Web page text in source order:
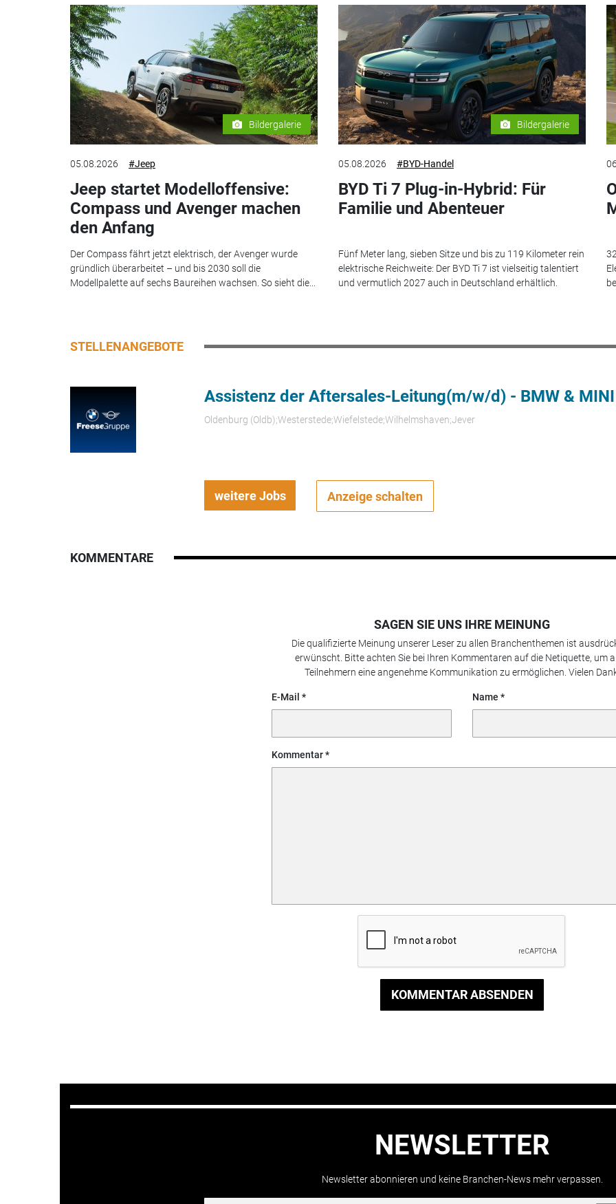
Bildergalerie
05.08.2026 #Jeep
Jeep startet Modelloffensive:
Compass und Avenger machen
den Anfang
Der Compass fährt jetzt elektrisch, der Avenger wurde
gründlich überarbeitet – und bis 2030 soll die
Modellpalette auf sechs Baureihen wachsen. So sieht die...
Bildergalerie
05.08.2026 #BYD-Handel
BYD Ti 7 Plug-in-Hybrid: Für
Familie und Abenteuer
Fünf Meter lang, sieben Sitze und bis zu 119 Kilometer rein
elektrische Reichweite: Der BYD Ti 7 ist vielseitig talentiert
und vermutlich 2027 auch in Deutschland erhältlich.
STELLENANGEBOTE
Assistenz der Aftersales-Leitung(m/w/d) - BMW & MINI
Oldenburg (Oldb);Westerstede;Wiefelstede;Wilhelmshaven;Jever
weitere Jobs Anzeige schalten
KOMMENTARE
SAGEN SIE UNS IHRE MEINUNG
Die qualifizierte Meinung unserer Leser zu allen Branchenthemen ist
erwünscht. Bitte achten Sie bei Ihren Kommentaren auf die Netiquette, um
Teilnehmern eine angenehme Kommunikation zu ermöglichen. Vielen
E-Mail Name
Kommentar
KOMMENTAR ABSENDEN
NEWSLETTER
Newsletter abonnieren und keine Branchen-News mehr verpassen.